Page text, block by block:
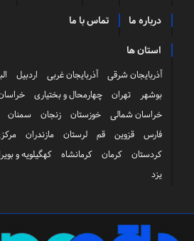
درباره ما تماس با ما
استان ها
آذربایجان شرقی آذربایجان غربی اردبیل
بوشهر
تهران چهارمحال و بختیاری
خراسان شمالی
خوزستان زنجان سمنان
فارس
قزوین قم لرستان مازندران
کردستان
کرمان کرمانشاه کهگیلویه و
یزد